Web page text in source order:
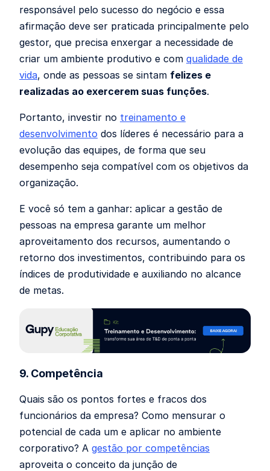
responsável pelo sucesso do negócio e essa
afirmação deve ser praticada principalmente pelo
gestor, que precisa enxergar a necessidade de
criar um ambiente produtivo e com qualidade de
vida, onde as pessoas se sintam felizes e
realizadas ao exercerem suas funções.
Portanto, investir no treinamento e
desenvolvimento dos líderes é necessário para a
evolução das equipes, de forma que seu
desempenho seja compatível com os objetivos da
organização.
E você só tem a ganhar: aplicar a gestão de
pessoas na empresa garante um melhor
aproveitamento dos recursos, aumentando o
retorno dos investimentos, contribuindo para os
índices de produtividade e auxiliando no alcance
de metas.
9. Competência
Quais são os pontos fortes e fracos dos
funcionários da empresa? Como mensurar o
potencial de cada um e aplicar no ambiente
corporativo? A gestão por competências
aproveita o conceito da junção de